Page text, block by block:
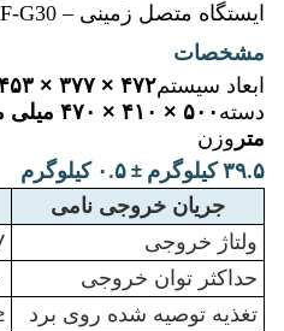
ایستگاه متصل زمینی – AF-G30
مشخصات
ابعاد سیستم۴۷۲ × ۳۷۷ × ۴۵۳ میلی متر
دسته ۵۰۰ × ۴۱۰ × ۴۷۰ میلی متر
متر وزن
۳۹.۵ کیلوگرم ± ۰.۵ کیلوگرم
جریان خروجی نامی
ولتاژ خروجی
حداکثر توان خروجی
تغذیه توصیه شده روی برد
≤